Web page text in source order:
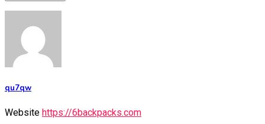
qu7qw
Website https://6backpacks.com